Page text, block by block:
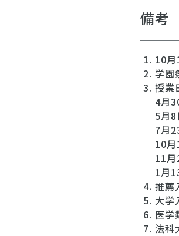
備考
10月
学園
授業
4月
5月8
7月
10月
11月
1月
推薦
大学
医学
法科